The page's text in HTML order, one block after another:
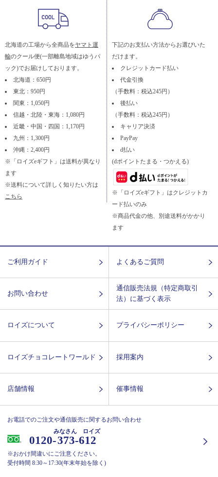
北海道の工場から全商品をヤマト運
輸のクール便(一部離島地域はゆうパ
ック)でお届けしております。
北海道：650円
東北：950円
関東：1,050円
信越・北陸・東海：1,080円
近畿・中国・四国：1,170円
九州：1,300円
沖縄：2,400円
※「ロイズeギフト」は送料が異なり
ます
※送料について詳しく知りたい方は
こちら
下記のお支払い方法からお選びいた
だけます。
クレジットカード払い
代金引換
（手数料：税込245円）
後払い
（手数料：税込245円）
キャリア決済
PayPay
d払い
(dポイントたまる・つかえる)
※「ロイズeギフト」はクレジットカ
ード払いのみ
※商品代金の他、別途送料がかかり
ます
ご利用ガイド よくあるご質問
お問い合わせ
通信販売法規（特定商取引
法）に基づく表示
ロイズについて プライバシーポリシー
ロイズチョコレートワールド 採用案内
店舗情報 催事情報
お電話でのご注文や通信販売に関するお問い合わせ
0120-373-612
みなさん ロイズ
※おかけ間違いにご注意ください。
受付時間 8:30～17:30(年末年始を除く)